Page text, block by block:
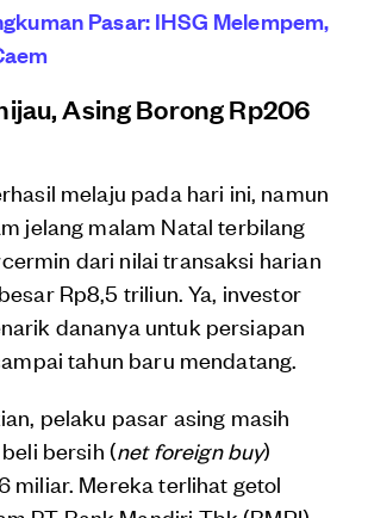
Pasar: IHSG Melempem,
Asing Borong Rp206
melaju pada hari ini, namun
jelang malam Natal terbilang
dari nilai transaksi harian
Rp8,5 triliun. Ya, investor
dananya untuk persiapan
tahun baru mendatang.
pelaku pasar asing masih
bersih (net foreign buy)
miliar. Mereka terlihat getol